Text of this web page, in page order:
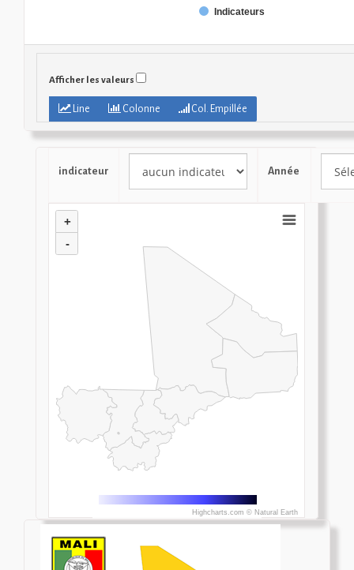
Indicateurs
Afficher les valeurs
Line Colonne Col. Empillée
indicateur Année
+
-
Highcharts.com © Natural Earth